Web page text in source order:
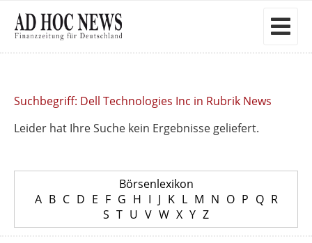
Suchbegriff: Dell Technologies Inc in Rubrik News
Leider hat Ihre Suche kein Ergebnisse geliefert.
Börsenlexikon
A B C D E F G H I J K L M N O P Q R
S T U V W X Y Z